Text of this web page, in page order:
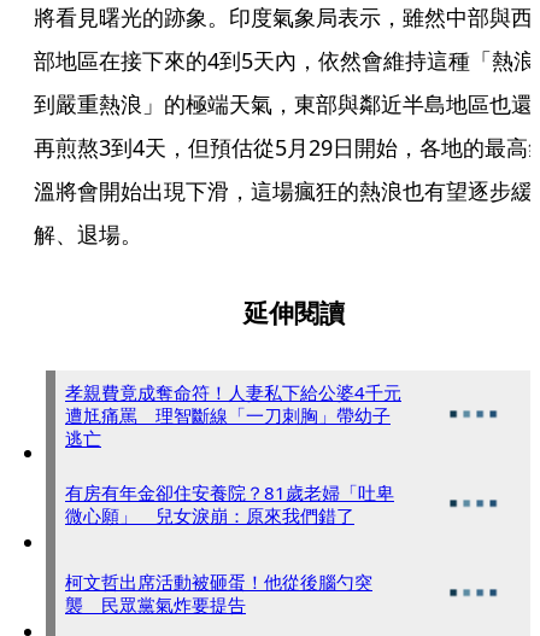
將看見曙光的跡象。印度氣象局表示，雖然中部與西
部地區在接下來的4到5天內，依然會維持這種「熱浪
到嚴重熱浪」的極端天氣，東部與鄰近半島地區也還
再煎熬3到4天，但預估從5月29日開始，各地的最高
溫將會開始出現下滑，這場瘋狂的熱浪也有望逐步緩
解、退場。
延伸閱讀
孝親費竟成奪命符！人妻私下給公婆4千元
遭尪痛罵 理智斷線「一刀刺胸」帶幼子
逃亡
有房有年金卻住安養院？81歲老婦「吐卑
微心願」 兒女淚崩：原來我們錯了
柯文哲出席活動被砸蛋！他從後腦勺突
襲 民眾黨氣炸要提告